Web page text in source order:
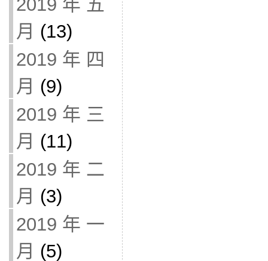
2019 年 五
月 (13)
2019 年 四
月 (9)
2019 年 三
月 (11)
2019 年 二
月 (3)
2019 年 一
月 (5)